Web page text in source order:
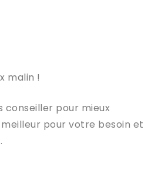
malin !
conseiller pour mieux
pour votre besoin et